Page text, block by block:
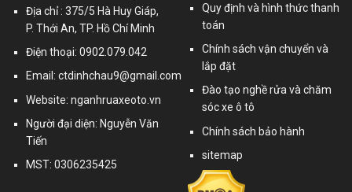
Địa chỉ : 375/5 Hà Huy Giáp,
P. Thới An, TP. Hồ Chí Minh
Điện thoại: 0902.079.042
Email:ctdinhchau9@gmail.com
Website: nganhruaxeoto.vn
Người đại diện: Nguyễn Văn
Tiến
MST: 0306235425
Quy định và hình thức thanh
toán
Chính sách vận chuyển và
lắp đặt
Đào tạo nghề rửa và chăm
sóc xe ô tô
Chính sách bảo hành
sitemap